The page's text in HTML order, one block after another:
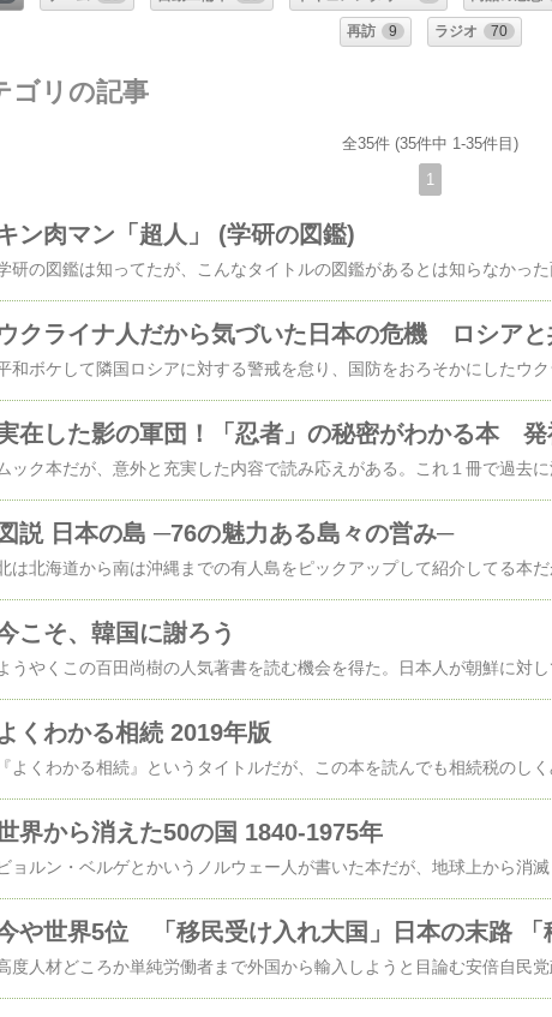
再訪 9 ラジオ 70
ゴリの記事
全35件 (35件中 1-35件目)
1
ン肉マン「超人」 (学研の図鑑)
図説 日本の島 ─76の魅力ある島々の営み─
こそ、韓国に謝ろう
くわかる相続 2019年版
界から消えた50の国 1840-1975年